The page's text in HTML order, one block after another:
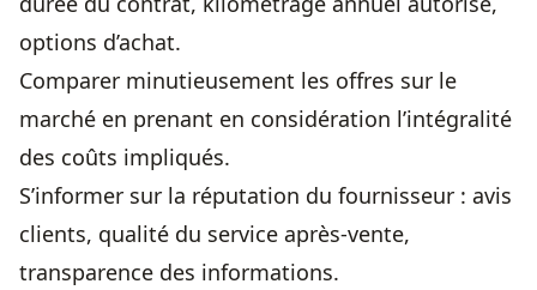
options d’achat.
Comparer minutieusement les offres sur le
marché en prenant en considération l’intégralité
des coûts impliqués.
S’informer sur la réputation du fournisseur : avis
clients, qualité du service après-vente,
transparence des informations.